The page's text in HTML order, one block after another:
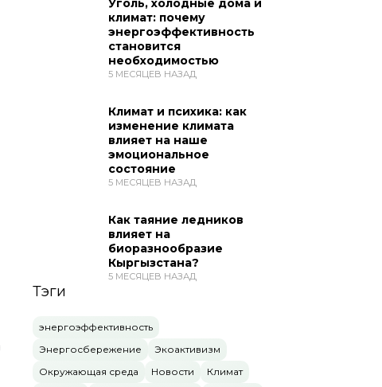
Уголь, холодные дома и
климат: почему
энергоэффективность
становится
необходимостью
5 МЕСЯЦЕВ НАЗАД
Климат и психика: как
изменение климата
влияет на наше
эмоциональное
состояние
5 МЕСЯЦЕВ НАЗАД
Как таяние ледников
влияет на
биоразнообразие
Кыргызстана?
5 МЕСЯЦЕВ НАЗАД
Тэги
энергоэффективность
Энергосбережение
Экоактивизм
Окружающая среда
Новости
Климат